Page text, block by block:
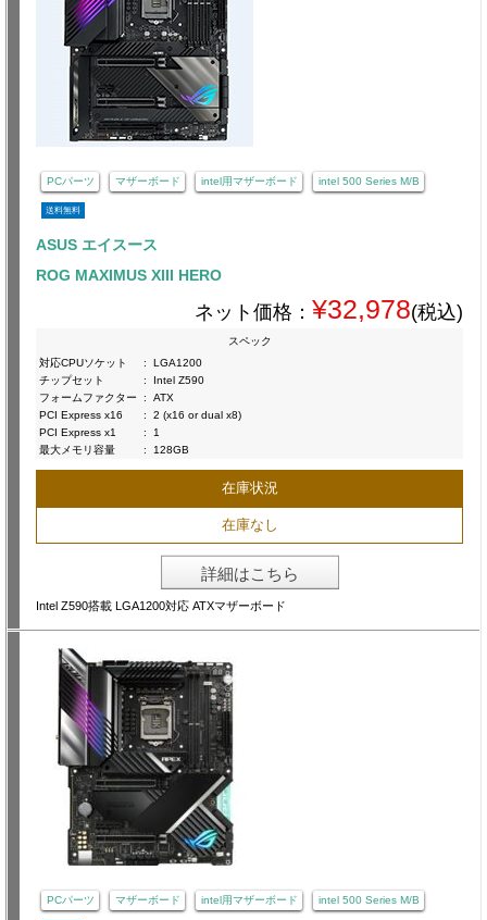
PCパーツ マザーボード intel用マザーボード intel 500 Series M/B
送料無料
ASUS エイスース
ROG MAXIMUS XIII HERO
ネット価格： ¥32,978(税込)
スペック
対応CPUソケット
:
LGA1200
チップセット
:
Intel Z590
フォームファクター
:
ATX
PCI Express x16
:
2 (x16 or dual x8)
PCI Express x1
:
1
最大メモリ容量
: 128GB
在庫状況
在庫なし
詳細はこちら
Intel Z590搭載 LGA1200対応 ATXマザーボード
PCパーツ マザーボード intel用マザーボード intel 500 Series M/B